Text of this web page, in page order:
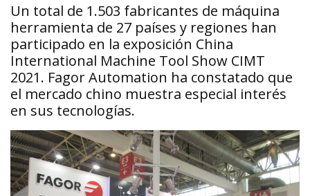
Un total de 1.503 fabricantes de máquina
herramienta de 27 países y regiones han
participado en la exposición China
International Machine Tool Show CIMT
2021. Fagor Automation ha constatado que
el mercado chino muestra especial interés
en sus tecnologías.